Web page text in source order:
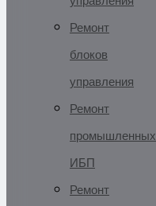
Ремонт
блоков
управления
Ремонт
промышленных
ИБП
Ремонт